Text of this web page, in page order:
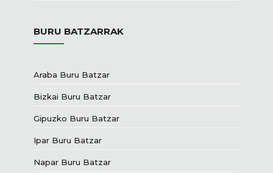
BURU BATZARRAK
Araba Buru Batzar
Bizkai Buru Batzar
Gipuzko Buru Batzar
Ipar Buru Batzar
Napar Buru Batzar